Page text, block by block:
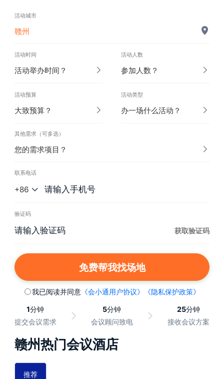
活动城市
赣州
活动时间
活动举办时间？
活动人数
参加人数？
活动预算
大致预算？
活动类型
办一场什么活动？
其他需求（可多选）
您的需求项目？
联系电话
+86
验证码
获取验证码
免费帮我找场地
我已阅读并同意《会小通用户协议》 《隐私保护政策》
1分钟
提交会议需求
5分钟
会议顾问致电
25分钟
接收会议方案
赣州热门会议酒店
推荐